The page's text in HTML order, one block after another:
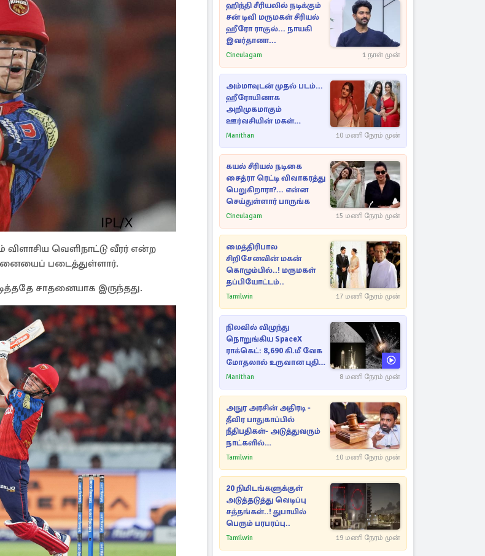
வெளிநாட்டு வீரர் என்ற
படைத்துள்ளார்.
சாதனையாக இருந்தது.
ஹிந்தி சீரியலில் நடிக்கும்
சன் டிவி மருமகள் சீரியல்
ஹீரோ ராகுல்... நாயகி
இவர்தானா...
Cineulagam 1 நாள் முன்
அம்மாவுடன் முதல் படம்...
ஹீரோயினாக
அறிமுகமாகும்
ஊர்வசியின் மகள்
தேஜலட்சுமி!
Manithan 10 மணி நேரம் முன்
கயல் சீரியல் நடிகை
சைத்ரா ரெட்டி விவாகரத்து
பெறுகிறாரா?... என்ன
செய்துள்ளார் பாருங்க
Cineulagam 15 மணி நேரம் முன்
மைத்திரிபால
சிறிசேனவின் மகன்
கொழும்பில்..! மருமகள்
தப்பியோட்டம்..
Tamilwin 17 மணி நேரம் முன்
நிலவில் விழுந்து
நொறுங்கிய SpaceX
ராக்கெட்: 8,690 கி.மீ வேக
மோதலால் உருவான புதிய
பள்ளம்!
Manithan 8 மணி நேரம் முன்
அநுர அரசின் அதிரடி -
தீவிர பாதுகாப்பில்
நீதிபதிகள்- அடுத்துவரும்
நாட்களில்
அம்பலமாகவுள்ள ரகசியம்
Tamilwin 10 மணி நேரம் முன்
20 நிமிடங்களுக்குள்
அடுத்தடுத்து வெடிப்பு
சத்தங்கள்..! துபாயில்
பெரும் பரபரப்பு..
Tamilwin 19 மணி நேரம் முன்